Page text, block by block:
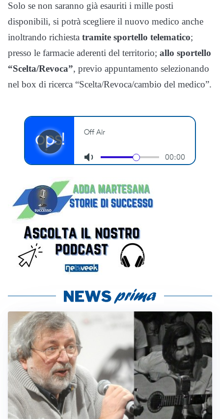
Solo se non saranno già esauriti i mille posti
disponibili, si potrà scegliere il nuovo medico anche
inoltrando richiesta tramite sportello telematico;
presso le farmacie aderenti del territorio; allo sportello
“Scelta/Revoca”, previo appuntamento selezionando
nel box di ricerca “Scelta/Revoca/cambio del medico”.